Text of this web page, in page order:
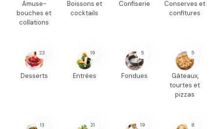
Amuse-
bouches et
collations
Boissons et
cocktails
Confiserie
Conserves et
confitures
23
Desserts
19
Entrées
5
Fondues
5
Gâteaux,
tourtes et
pizzas
13 21 19 8